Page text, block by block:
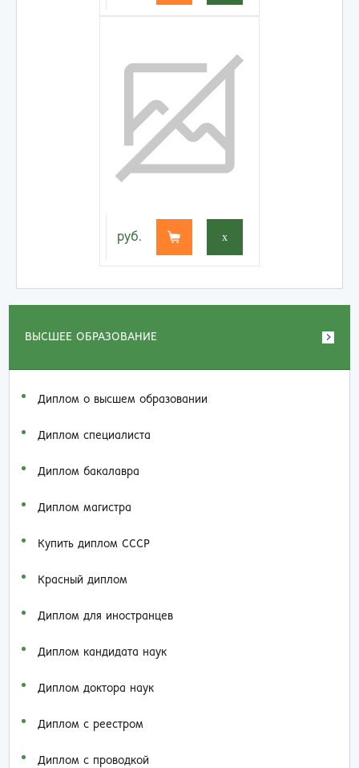
ВЫСШЕЕ ОБРАЗОВАНИЕ
Диплом о высшем образовании
Диплом специалиста
Диплом бакалавра
Диплом магистра
Купить диплом СССР
Красный диплом
Диплом для иностранцев
Диплом кандидата наук
Диплом доктора наук
Диплом с реестром
Диплом с проводкой
руб. x